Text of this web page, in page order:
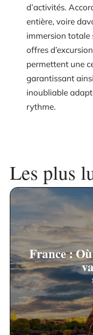
d’activités.
entière, voire
immersion totale
offres
permettent une
garantissant
inoubliable
rythme.
Les plus
France :